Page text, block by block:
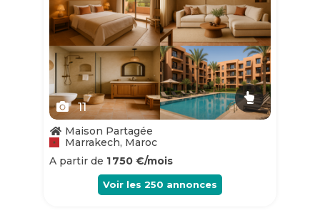
11
Maison Partagée
Marrakech, Maroc
A partir de 1 750 €/mois
Voir les 250 annonces